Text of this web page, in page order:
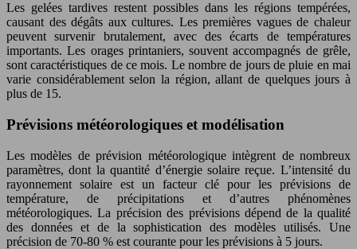
Les gelées tardives restent possibles dans les régions tempérées,
causant des dégâts aux cultures. Les premières vagues de chaleur
peuvent survenir brutalement, avec des écarts de températures
importants. Les orages printaniers, souvent accompagnés de grêle,
sont caractéristiques de ce mois. Le nombre de jours de pluie en mai
varie considérablement selon la région, allant de quelques jours à
plus de 15.
Prévisions météorologiques et modélisation
Les modèles de prévision météorologique intègrent de nombreux
paramètres, dont la quantité d’énergie solaire reçue. L’intensité du
rayonnement solaire est un facteur clé pour les prévisions de
température, de précipitations et d’autres phénomènes
météorologiques. La précision des prévisions dépend de la qualité
des données et de la sophistication des modèles utilisés. Une
précision de 70-80 % est courante pour les prévisions à 5 jours.